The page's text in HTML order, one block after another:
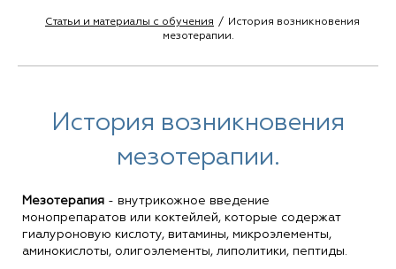
Статьи и материалы с обучения
История возникновения
мезотерапии.
История возникновения
мезотерапии.
Мезотерапия - внутрикожное введение
монопрепаратов или коктейлей, которые содержат
гиалуроновую кислоту, витамины, микроэлементы,
аминокислоты, олигоэлементы, липолитики, пептиды.